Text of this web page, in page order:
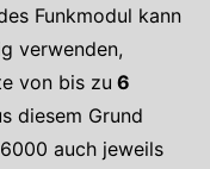
Funkmodul kann
verwenden,
von bis zu 6
diesem Grund
auch jeweils